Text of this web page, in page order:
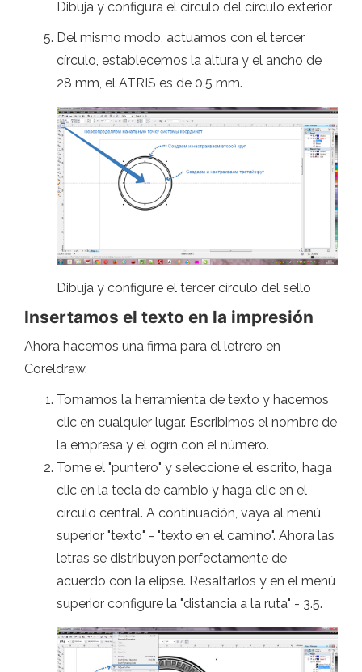
Dibuja y configura el círculo del círculo exterior
Del mismo modo, actuamos con el tercer
círculo, establecemos la altura y el ancho de
28 mm, el ATRIS es de 0.5 mm.
Dibuja y configure el tercer círculo del sello
Insertamos el texto en la impresión
Ahora hacemos una firma para el letrero en
Coreldraw.
Tomamos la herramienta de texto y hacemos
clic en cualquier lugar. Escribimos el nombre de
la empresa y el ogrn con el número.
Tome el "puntero" y seleccione el escrito, haga
clic en la tecla de cambio y haga clic en el
círculo central. A continuación, vaya al menú
superior "texto" - "texto en el camino". Ahora las
letras se distribuyen perfectamente de
acuerdo con la elipse. Resaltarlos y en el menú
superior configure la "distancia a la ruta" - 3.5.